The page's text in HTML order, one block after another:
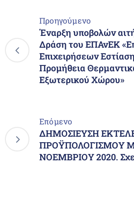
Προηγούμενο
Έναρξη υποβολών
Δράση του ΕΠΑνΕΚ
Επιχειρήσεων
Προμήθεια
Εξωτερικού Χώρου»
Επόμενο
ΔΗΜΟΣΙΕΥΣΗ
ΠΡΟΫΠΟΛΟΓΙΣΜΟΥ
ΝΟΕΜΒΡΙΟΥ 2020.